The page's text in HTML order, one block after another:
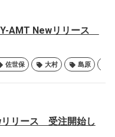
AMT Newリリース
佐世保 大村 島原
リース 受注開始し